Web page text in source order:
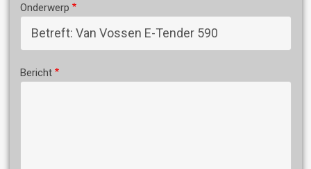
Onderwerp
Bericht